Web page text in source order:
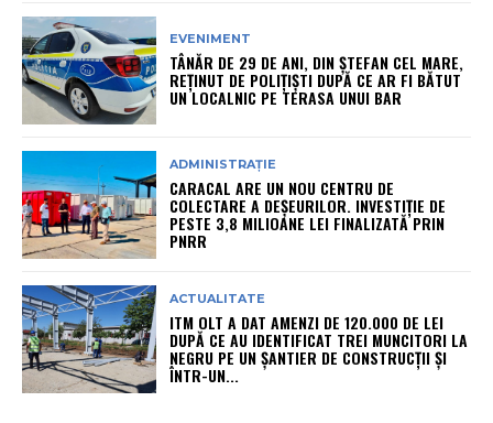
EVENIMENT
TÂNĂR DE 29 DE ANI, DIN ȘTEFAN CEL MARE,
REȚINUT DE POLIȚIȘTI DUPĂ CE AR FI BĂTUT
UN LOCALNIC PE TERASA UNUI BAR
ADMINISTRAȚIE
CARACAL ARE UN NOU CENTRU DE
COLECTARE A DEȘEURILOR. INVESTIȚIE DE
PESTE 3,8 MILIOANE LEI FINALIZATĂ PRIN
PNRR
ACTUALITATE
ITM OLT A DAT AMENZI DE 120.000 DE LEI
DUPĂ CE AU IDENTIFICAT TREI MUNCITORI LA
NEGRU PE UN ȘANTIER DE CONSTRUCȚII ȘI
ÎNTR-UN...